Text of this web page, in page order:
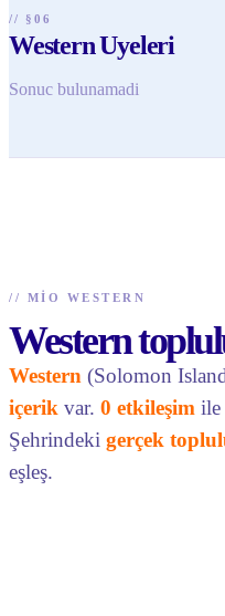
// §06
Western Uyeleri
Sonuc bulunamadi
// MIO WESTERN
Western
Western (Solomon
içerik var. 0 etkileşim
Şehrindeki gerçek
eşleş.